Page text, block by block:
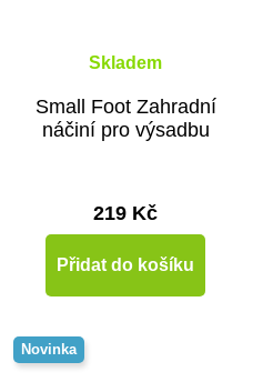
Skladem
Small Foot Zahradní
náčiní pro výsadbu
219 Kč
Přidat do košíku
Novinka